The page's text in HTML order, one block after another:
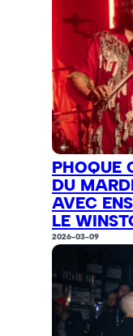
PHOQUE
DU
AVEC
LE
2026-03-09